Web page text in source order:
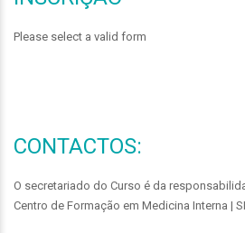
Please select a valid form
CONTACTOS:
O secretariado do Curso é da
Centro de Formação em Medicina Interna |